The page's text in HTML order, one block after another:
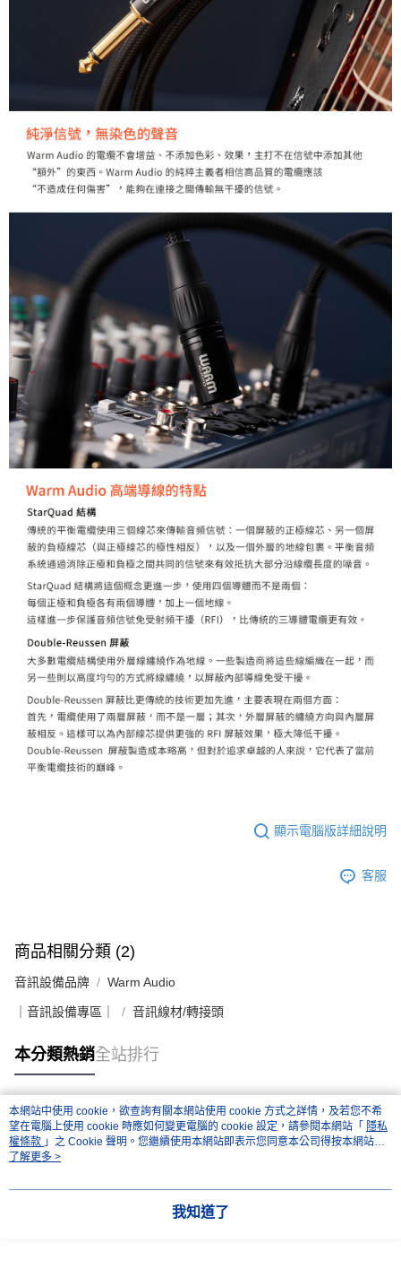
顯示電腦版詳細說明
客服
商品相關分類 (2)
音訊設備品牌 Warm Audio
｜音訊設備專區｜ 音訊線材/轉接頭
本分類熱銷全站排行
熱門標籤
本網站中使用 cookie，欲查詢有關本網站使用 cookie 方式之詳情，及若您不希
望在電腦上使用 cookie 時應如何變更電腦的 cookie 設定，請參閱本網站「 隱私
權條款 」之 Cookie 聲明。您繼續使用本網站即表示您同意本公司得按本網站使
用條款之 Cookie 聲明使用 cookie。
了解更多 >
我知道了